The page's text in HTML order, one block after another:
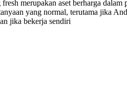
merupakan aset berharga dalam
yang normal, terutama jika
jika bekerja sendiri